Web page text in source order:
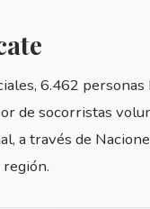
6.462
de socorristas
a través de